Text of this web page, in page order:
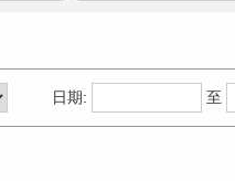
日期: 至